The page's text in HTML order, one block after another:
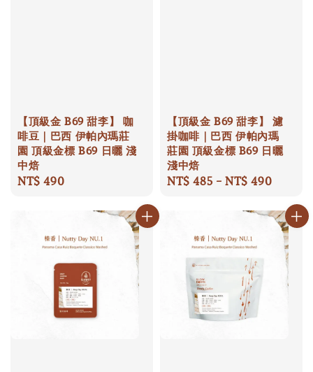
【頂級金 B69 甜李】 咖
啡豆｜巴西 伊帕內瑪莊
園 頂級金標 B69 日曬 淺
中焙
Regular
NT$ 490
【頂級金 B69 甜李】 濾
掛咖啡｜巴西 伊帕內瑪
莊園 頂級金標 B69 日曬
淺中焙
Regular
NT$ 485 -NT$ 490